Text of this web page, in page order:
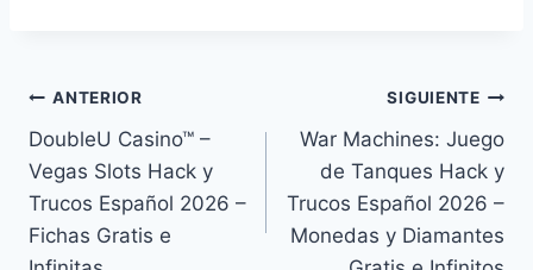
Navegación
de
entradas
ANTERIOR
DoubleU Casino™ –
Vegas Slots ⁣Hack y
Trucos Español 2026 –
Fichas Gratis e
SIGUIENTE
War Machines: Juego
de Tanques ⁣Hack y
Trucos Español 2026 –
Monedas y Diamantes